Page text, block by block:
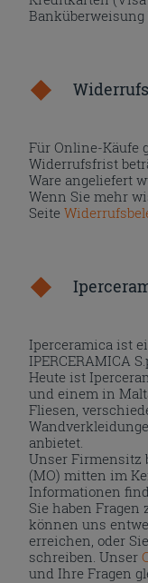
Banküberweisung
Für Online-Käufe
Widerrufsfrist
Ware angeliefert
Wenn Sie mehr
Seite
Iperceramica ist
IPERCERAMICA
Heute ist
und einem in
Fliesen,
anbietet.
Unser Firmensitz
(MO) mitten im
Informationen
Sie haben Fragen
können uns
erreichen, oder
schreiben. Unser
und Ihre Fragen